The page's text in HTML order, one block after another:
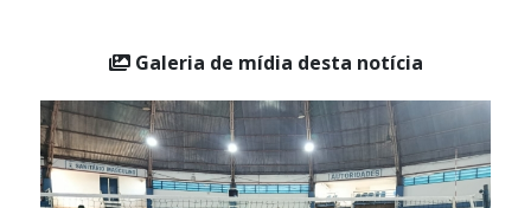
Galeria de mídia desta notícia